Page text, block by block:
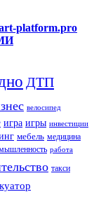
platform.pro
ДТП
велосипед
игра игры инвестиции
мебель медицина
работа
такси